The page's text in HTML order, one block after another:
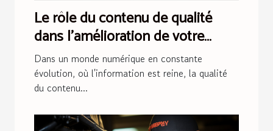
Le rôle du contenu de qualité
dans l'amélioration de votre
référencement
Dans un monde numérique en constante
évolution, où l'information est reine, la qualité
du contenu...